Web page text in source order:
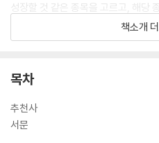
성장할 것 같은 종목을 고르고, 해당
이 과정에서 잘못 들어갔다면 확실
져나와야 결과적으로 수익을 볼 수
플, 구글, 스타벅스를 찾길 바란다.
책소개
목차
추천사
서문